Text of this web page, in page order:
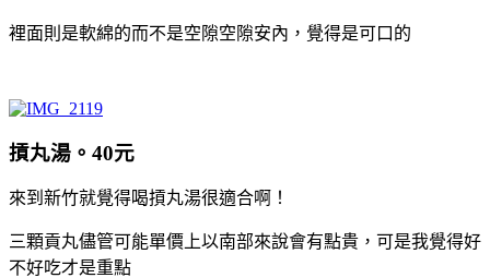
裡面則是軟綿的而不是空隙空隙安內，覺得是可口的
摃丸湯。40元
來到新竹就覺得喝摃丸湯很適合啊！
三顆貢丸儘管可能單價上以南部來說會有點貴，可是我覺得好
不好吃才是重點